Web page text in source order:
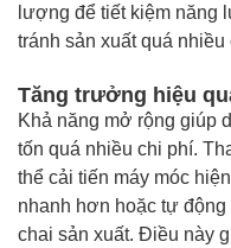
lượng để tiết kiệm năng
tránh sản xuất quá
Tăng trưởng hiệu
Khả năng mở rộng giúp
tốn quá nhiều chi phí.
thể cải tiến máy móc
nhanh hơn hoặc tự
chai sản xuất. Điều này